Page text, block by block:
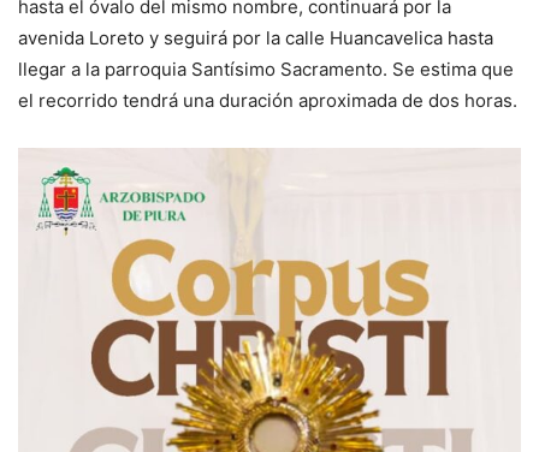
hasta el óvalo del mismo nombre, continuará por la
avenida Loreto y seguirá por la calle Huancavelica hasta
llegar a la parroquia Santísimo Sacramento. Se estima que
el recorrido tendrá una duración aproximada de dos horas.